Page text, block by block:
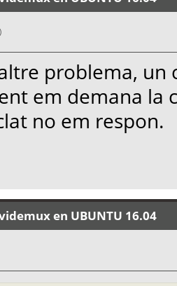
problema, un
em demana la
no em respon.
en UBUNTU 16.04